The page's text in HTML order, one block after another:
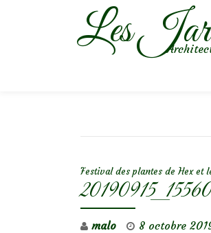
Les
Festival des plantes de Hex et
malo 8 octobre